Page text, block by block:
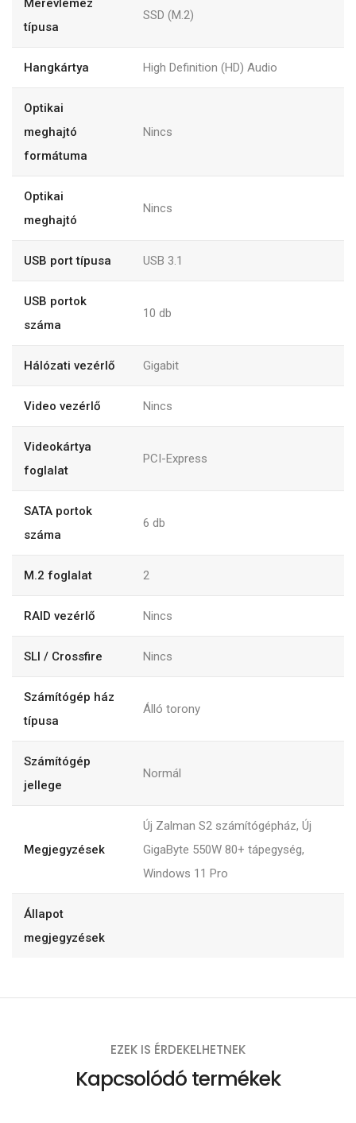
Merevlemez
típusa
SSD (M.2)
Hangkártya High Definition (HD) Audio
Optikai
meghajtó
formátuma
Nincs
Optikai
meghajtó
Nincs
USB port típusa USB 3.1
USB portok
száma
10 db
Hálózati vezérlő Gigabit
Video vezérlő Nincs
Videokártya
foglalat
PCI-Express
SATA portok
száma
6 db
M.2 foglalat 2
RAID vezérlő Nincs
SLI / Crossfire Nincs
Számítógép ház
típusa
Álló torony
Számítógép
jellege
Normál
Megjegyzések
Új Zalman S2 számítógépház, Új
GigaByte 550W 80+ tápegység,
Windows 11 Pro
Állapot
megjegyzések
EZEK IS ÉRDEKELHETNEK
Kapcsolódó termékek